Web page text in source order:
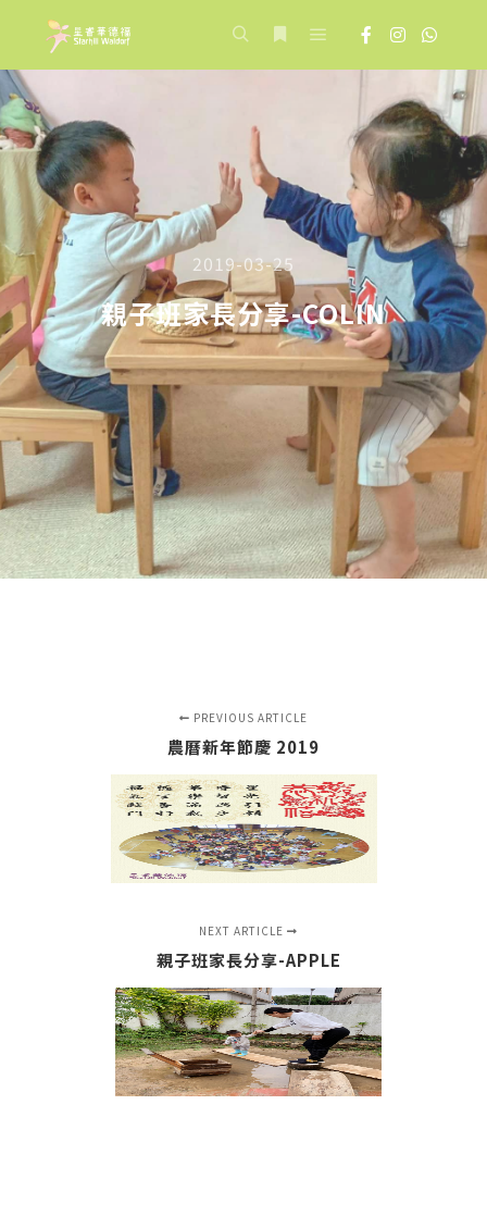
2019-03-25
親子班家長分享-COLIN
PREVIOUS ARTICLE
農曆新年節慶 2019
NEXT ARTICLE
親子班家長分享-APPLE